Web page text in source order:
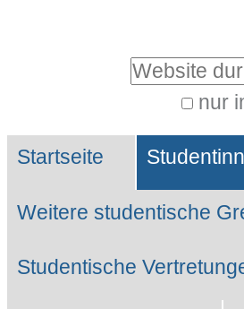
Website durchsuchen
nur
Suche…
Sektionen
Startseite
Weitere studentische
Studentische